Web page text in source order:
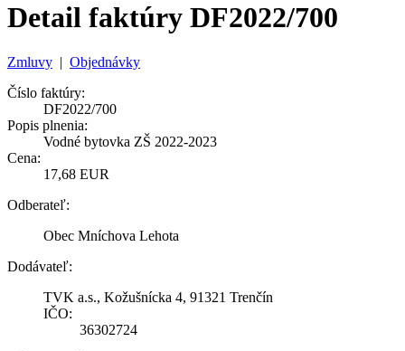
Detail faktúry DF2022/700
Zmluvy | Objednávky
Číslo faktúry:
DF2022/700
Popis plnenia:
Vodné bytovka ZŠ 2022-2023
Cena:
17,68 EUR
Odberateľ:
Obec Mníchova Lehota
Dodávateľ:
TVK a.s., Kožušnícka 4, 91321 Trenčín
IČO:
36302724